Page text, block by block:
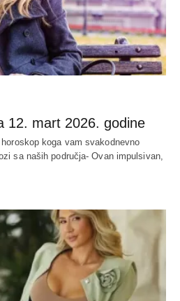
12. mart 2026. godine
koga vam svakodnevno
sa naših područja- Ovan impulsivan,